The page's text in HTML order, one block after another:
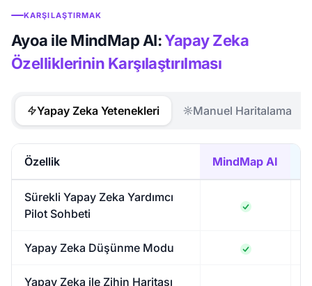
KARŞILAŞTIRMAK
Ayoa ile MindMap AI:Yapay Zeka
Özelliklerinin Karşılaştırılması
Yapay Zeka Yetenekleri Manuel Haritalama
Özellik MindMap AI
Sürekli Yapay Zeka Yardımcı
Pilot Sohbeti
Yapay Zeka Düşünme Modu
Yapay Zeka ile Zihin Haritası